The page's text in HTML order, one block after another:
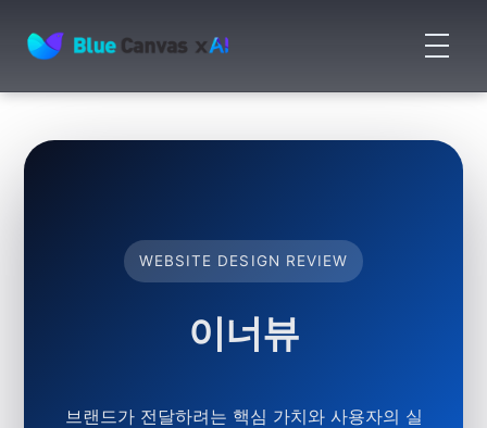
BLUECANVAS
메
뉴
기
WEBSITE DESIGN REVIEW
이너뷰
브랜드가 전달하려는 핵심 가치와 사용자의 실